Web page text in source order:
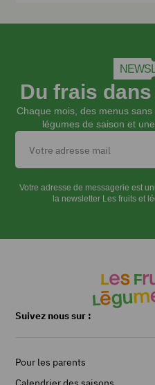
Du frais
Chaque mois, des menus
légumes de saison et
Votre adresse de messagerie est
la newsletter Les fruits et
Suivez nous sur :
Pour les parents